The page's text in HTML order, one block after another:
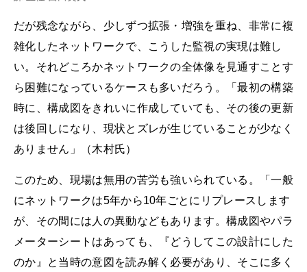
だが残念ながら、少しずつ拡張・増強を重ね、非常に複
雑化したネットワークで、こうした監視の実現は難し
い。それどころかネットワークの全体像を見通すことす
ら困難になっているケースも多いだろう。「最初の構築
時に、構成図をきれいに作成していても、その後の更新
は後回しになり、現状とズレが生じていることが少なく
ありません」（木村氏）
このため、現場は無用の苦労も強いられている。「一般
にネットワークは5年から10年ごとにリプレースします
が、その間には人の異動などもあります。構成図やパラ
メーターシートはあっても、『どうしてこの設計にした
のか』と当時の意図を読み解く必要があり、そこに多く